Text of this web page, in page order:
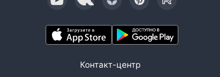
Контакт-центр